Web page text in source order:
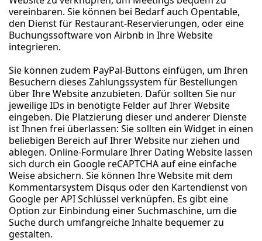
vereinbaren. Sie können bei Bedarf auch Opentable,
den Dienst für Restaurant-Reservierungen, oder eine
Buchungssoftware von Airbnb in Ihre Website
integrieren.
Sie können zudem PayPal-Buttons einfügen, um Ihren
Besuchern dieses Zahlungssystem für Bestellungen
über Ihre Website anzubieten. Dafür sollten Sie nur
jeweilige IDs in benötigte Felder auf Ihrer Website
eingeben. Die Platzierung dieser und anderer Dienste
ist Ihnen frei überlassen: Sie sollten ein Widget in einen
beliebigen Bereich auf Ihrer Website nur ziehen und
ablegen. Online-Formulare Ihrer Dating Website lassen
sich durch ein Google reCAPTCHA auf eine einfache
Weise absichern. Sie können Ihre Website mit dem
Kommentarsystem Disqus oder den Kartendienst von
Google per API Schlüssel verknüpfen. Es gibt eine
Option zur Einbindung einer Suchmaschine, um die
Suche durch umfangreiche Inhalte bequemer zu
gestalten.